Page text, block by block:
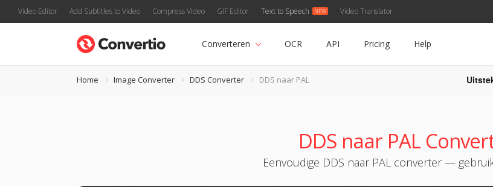
Video Editor Add Subtitles to Video Compress Video GIF Editor Text to Speech Video Translator
Converteren OCR API Pricing Help
Home Image Converter DDS Converter DDS naar PAL
DDS naar PAL
Eenvoudige DDS naar PAL converter —